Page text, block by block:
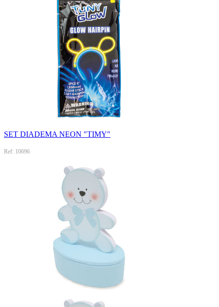
SET DIADEMA NEON "TIMY"
Ref: 10696